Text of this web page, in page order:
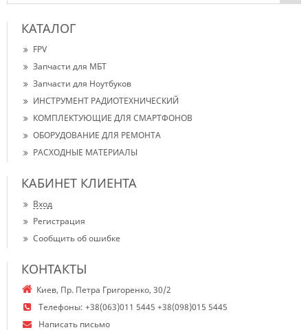
КАТАЛОГ
FPV
Запчасти для МБТ
Запчасти для Ноутбуков
ИНСТРУМЕНТ РАДИОТЕХНИЧЕСКИЙ
КОМПЛЕКТУЮЩИЕ ДЛЯ СМАРТФОНОВ
ОБОРУДОВАНИЕ ДЛЯ РЕМОНТА
РАСХОДНЫЕ МАТЕРИАЛЫ
КАБИНЕТ КЛИЕНТА
Вход
Регистрация
Сообщить об ошибке
КОНТАКТЫ
Киев, Пр. Петра Григоренко, 30/2
Телефоны: +38(063)011 5445 +38(098)015 5445
Написать письмо